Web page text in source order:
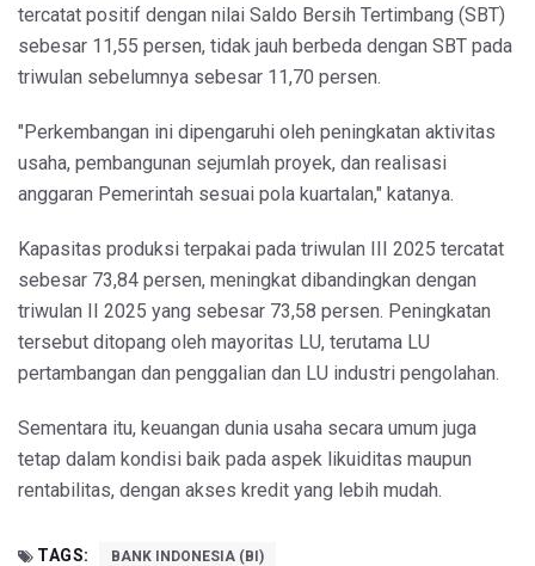
tercatat positif dengan nilai Saldo Bersih Tertimbang (SBT)
sebesar 11,55 persen, tidak jauh berbeda dengan SBT pada
triwulan sebelumnya sebesar 11,70 persen.
"Perkembangan ini dipengaruhi oleh peningkatan aktivitas
usaha, pembangunan sejumlah proyek, dan realisasi
anggaran Pemerintah sesuai pola kuartalan," katanya.
Kapasitas produksi terpakai pada triwulan III 2025 tercatat
sebesar 73,84 persen, meningkat dibandingkan dengan
triwulan II 2025 yang sebesar 73,58 persen. Peningkatan
tersebut ditopang oleh mayoritas LU, terutama LU
pertambangan dan penggalian dan LU industri pengolahan.
Sementara itu, keuangan dunia usaha secara umum juga
tetap dalam kondisi baik pada aspek likuiditas maupun
rentabilitas, dengan akses kredit yang lebih mudah.
TAGS: BANK INDONESIA (BI)